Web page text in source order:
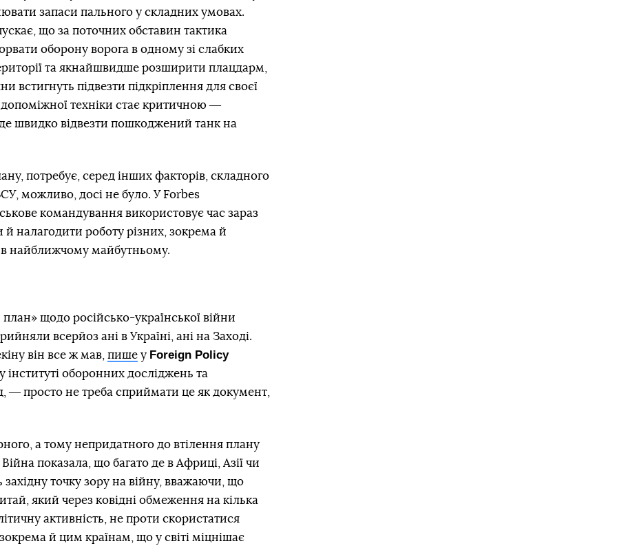
запаси пального у складних умовах.
що за поточних обставин тактика
оборону ворога в одному зі слабких
та якнайшвидше розширити плацдарм,
встигнуть підвезти підкріплення для своєї
техніки стає критичною ―
швидко відвезти пошкоджений танк на
потребує, серед інших факторів, складного
можливо, досі не було. У Forbes
командування використовує час зараз
налагодити роботу різних, зокрема й
в найближчому майбутньому.
щодо російсько-української війни
всерйоз ані в Україні, ані на Заході.
він все ж мав, пише у Foreign Policy
оборонних досліджень та
― просто не треба сприймати це як документ,
а тому непридатного до втілення плану
показала, що багато де в Африці, Азії чи
точку зору на війну, вважаючи, що
який через ковідні обмеження на кілька
активність, не проти скористатися
й цим країнам, що у світі міцнішає